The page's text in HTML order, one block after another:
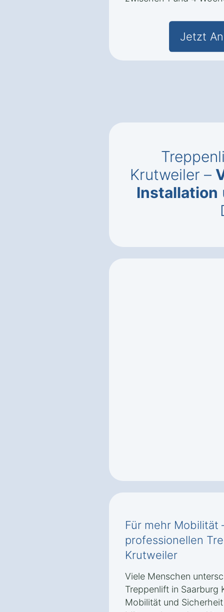
Jetzt
Krutweiler –
Installation
Für mehr Mobilität
professionellen
Krutweiler
Viele Menschen
Treppenlift in Saarburg
Mobilität und